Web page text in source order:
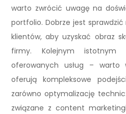
warto zwrócić uwagę na
portfolio. Dobrze jest
klientów, aby uzyskać obraz
firmy. Kolejnym istotnym
oferowanych usług – warto
oferują kompleksowe
zarówno optymalizację
związane z content